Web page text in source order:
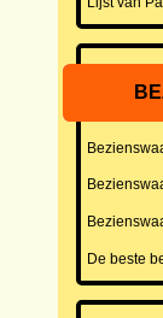
De beste